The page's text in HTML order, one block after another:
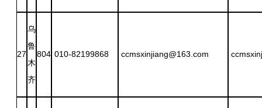
27
乌
鲁
木
齐
804 010-82199868 ccmsxinjiang@163.com